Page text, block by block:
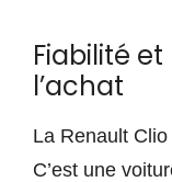
Fiabilité
l’achat
La Renault
C’est une